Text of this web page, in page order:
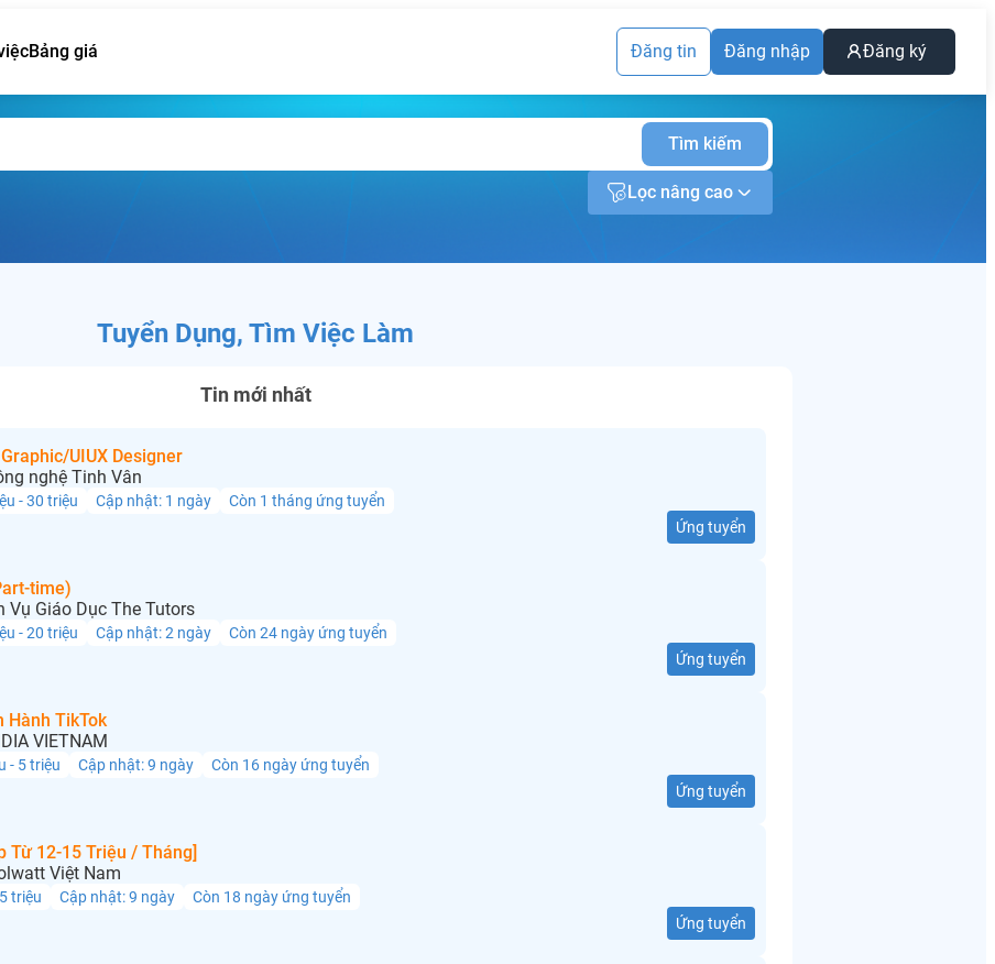
Bảng giá Đăng tin Đăng nhập Đăng ký
Tìm kiếm
Lọc nâng cao
Tuyển Dụng, Tìm Việc Làm
Tin mới nhất
UIUX Designer
nghệ Tinh Vân
- 30 triệu Cập nhật: 1 ngày
Còn 1 tháng ứng tuyển
Ứng tuyển
time)
Vụ Giáo Dục The Tutors
- 20 triệu Cập nhật: 2 ngày
Còn 24 ngày ứng tuyển
Ứng tuyển
Hành TikTok
VIETNAM
- 5 triệu Cập nhật: 9 ngày
Còn 16 ngày ứng tuyển
Ứng tuyển
Từ 12-15 Triệu / Tháng]
Việt Nam
triệu Cập nhật: 9 ngày
Còn 18 ngày ứng tuyển
Ứng tuyển